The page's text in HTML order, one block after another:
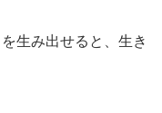
生み出せると、生き